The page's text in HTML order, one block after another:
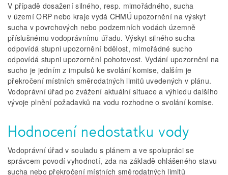
V případě dosažení silného, resp. mimořádného, sucha
v území ORP nebo kraje vydá ČHMÚ upozornění na výskyt
sucha v povrchových nebo podzemních vodách územně
příslušnému vodoprávnímu úřadu. Výskyt silného sucha
odpovídá stupni upozornění bdělost, mimořádné sucho
odpovídá stupni upozornění pohotovost. Vydání upozornění na
sucho je jedním z impulsů ke svolání komise, dalším je
překročení místních směrodatných limitů uvedených v plánu.
Vodoprávní úřad po zvážení aktuální situace a výhledu dalšího
vývoje plnění požadavků na vodu rozhodne o svolání komise.
Hodnocení nedostatku vody
Vodoprávní úřad v souladu s plánem a ve spolupráci se
správcem povodí vyhodnotí, zda na základě ohlášeného stavu
sucha nebo překročení místních směrodatných limitů